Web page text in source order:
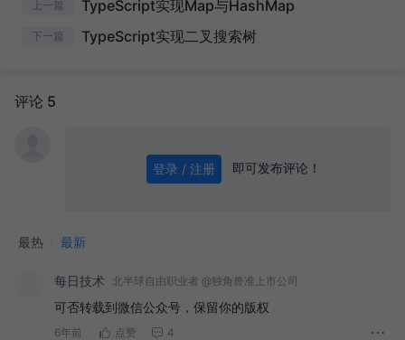
上一篇 TypeScript实现Map与HashMap
下一篇 TypeScript实现二叉搜索树
评论 5
登录 / 注册 即可发布评论！
最热 最新
每日技术 北半球自由职业者 @独角兽准上市公司
可否转载到微信公众号，保留你的版权
6年前 点赞 4